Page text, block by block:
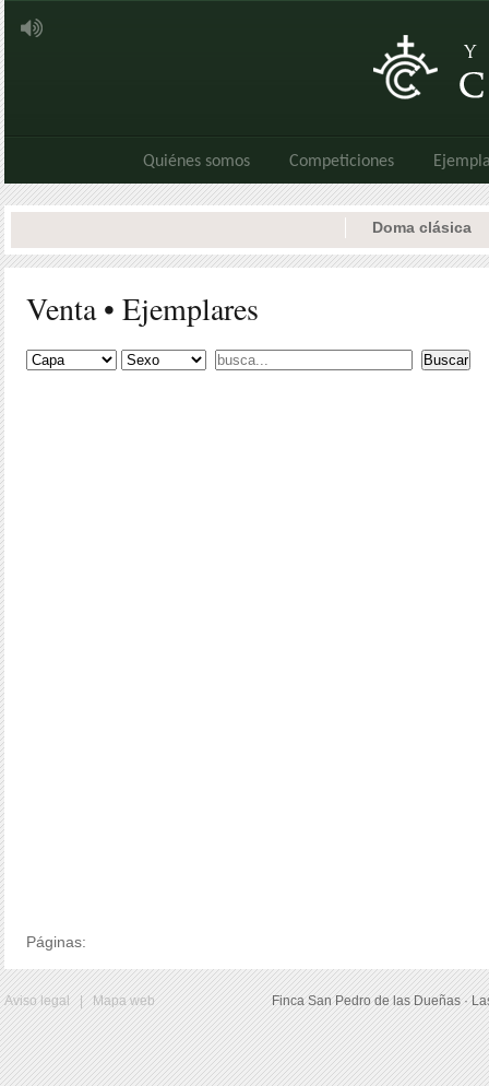
Quiénes somos Competiciones
Doma clásica
Venta • Ejemplares
Páginas:
Aviso legal|Mapa web Finca San Pedro de las Dueñas ·